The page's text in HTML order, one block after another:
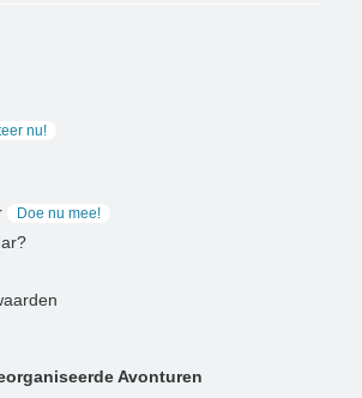
nu!
Doe nu mee!
Avonturen